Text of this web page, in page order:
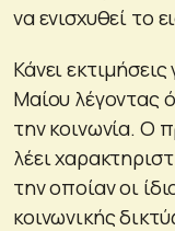
να ενισχυθεί το
Κάνει εκτιμήσεις
Μαίου λέγοντας
την κοινωνία. Ο
λέει
την οποίαν οι
κοινωνικής